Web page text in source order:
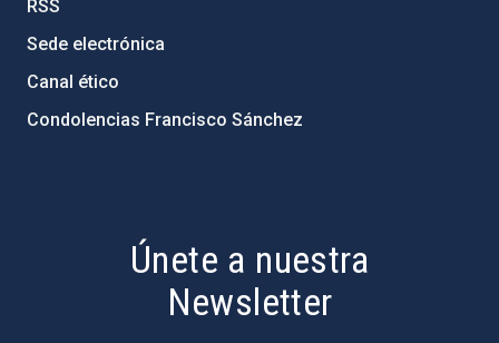
RSS
Sede electrónica
Canal ético
Condolencias Francisco Sánchez
Únete a nuestra
Newsletter